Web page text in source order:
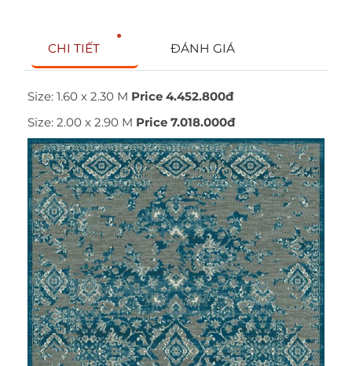
CHI TIẾT ĐÁNH GIÁ
Size: 1.60 x 2.30 M Price 4.452.800đ
Size: 2.00 x 2.90 M Price 7.018.000đ